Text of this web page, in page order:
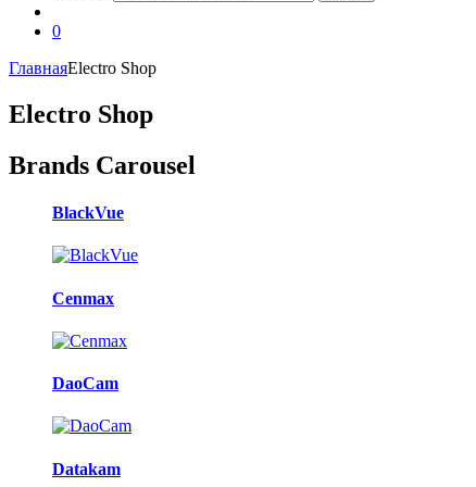
0
ГлавнаяElectro Shop
Electro Shop
Brands Carousel
BlackVue
Cenmax
DaoCam
Datakam